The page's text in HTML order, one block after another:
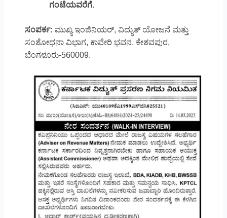
ಗಂಟೆಯವರೆಗೆ.
ಸಂಪರ್ಕ: ಮುಖ್ಯ ಇಂಜಿನಿಯರ್, ವಿದ್ಯುತ್ ಯೋಜನೆ ಮತ್ತು
ಸಂಶೋಧನಾ ವಿಭಾಗ, ಕಾವೇರಿ ಭವನ, ಕೇಶವಪುರ,
ಬೆಂಗಳೂರು-560009.